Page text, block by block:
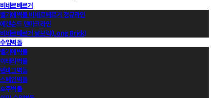
비네르베르거
벨기에벽돌 비네르베르거 정규라인
에겐순드 덴마크라인
비네르베르거 롱브릭(Long Brick)
수입벽돌
벨기에벽돌
이태리벽돌
덴마크벽돌
스페인벽돌
호주벽돌